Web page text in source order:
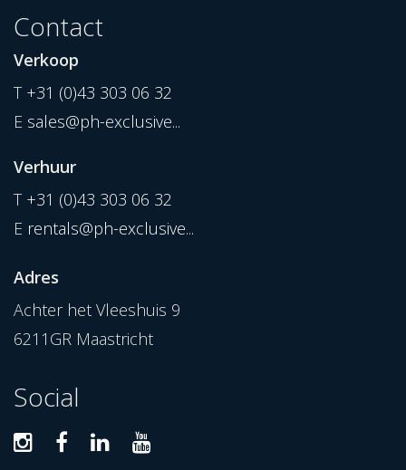
Contact
Verkoop
T +31 (0)43 303 06 32
E sales@ph-exclusive...
Verhuur
T +31 (0)43 303 06 32
E rentals@ph-exclusive...
Adres
Achter het Vleeshuis 9
6211GR Maastricht
Social